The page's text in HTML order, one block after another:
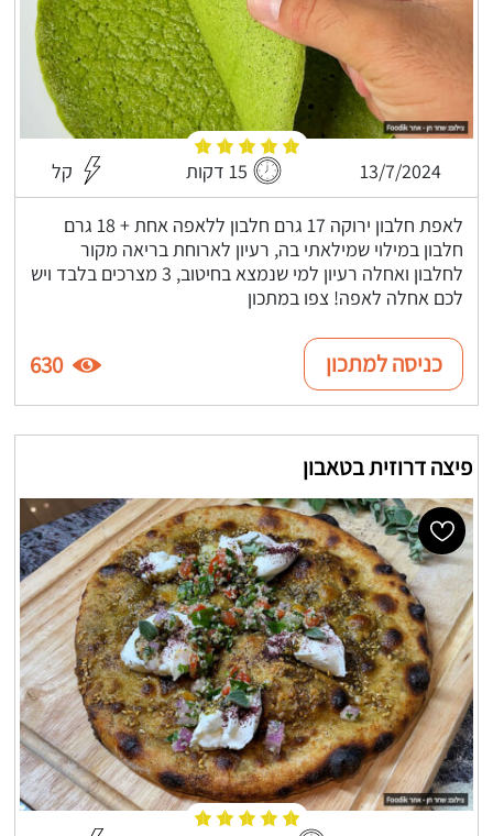
13/7/2024 15 דקות קל
לאפת חלבון ירוקה 17 גרם חלבון ללאפה אחת + 18 גרם
חלבון במילוי שמילאתי בה, רעיון לארוחת בריאה מקור
לחלבון ואחלה רעיון למי שנמצא בחיטוב, 3 מצרכים בלבד ויש
לכם אחלה לאפה! צפו במתכון
כניסה למתכון 630
פיצה דרוזית בטאבון